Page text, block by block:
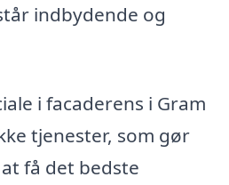
indbydende og
i facaderens i Gram
tjenester, som gør
få det bedste